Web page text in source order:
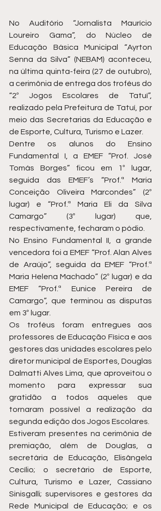
No Auditório “Jornalista Maurício
Loureiro Gama”, do Núcleo de
Educação Básica Municipal “Ayrton
Senna da Silva” (NEBAM) aconteceu,
na última quinta-feira (27 de outubro),
a cerimônia de entrega dos troféus do
“2º Jogos Escolares de Tatuí”,
realizado pela Prefeitura de Tatuí, por
meio das Secretarias da Educação e
de Esporte, Cultura, Turismo e Lazer.
Dentre os alunos do Ensino
Fundamental I, a EMEF “Prof. José
Tomás Borges” ficou em 1º lugar,
seguida das EMEF’s “Prof.ª Maria
Conceição Oliveira Marcondes” (2º
lugar) e “Prof.ª Maria Eli da Silva
Camargo” (3º lugar) que,
respectivamente, fecharam o pódio.
No Ensino Fundamental II, a grande
vencedora foi a EMEF “Prof. Alan Alves
de Araújo”, seguida da EMEF “Prof.ª
Maria Helena Machado” (2º lugar) e da
EMEF “Prof.ª Eunice Pereira de
Camargo”, que terminou as disputas
em 3º lugar.
Os troféus foram entregues aos
professores de Educação Física e aos
gestores das unidades escolares pelo
diretor municipal de Esportes, Douglas
Dalmatti Alves Lima, que aproveitou o
momento para expressar sua
gratidão a todos aqueles que
tornaram possível a realização da
segunda edição dos Jogos Escolares.
Estiveram presentes na cerimônia de
premiação, além de Douglas, a
secretária de Educação, Elisângela
Cecílio; o secretário de Esporte,
Cultura, Turismo e Lazer, Cassiano
Sinisgalli; supervisores e gestores da
Rede Municipal de Educação; e os